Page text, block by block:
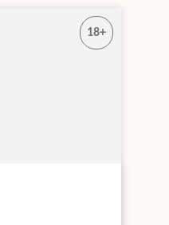
18+